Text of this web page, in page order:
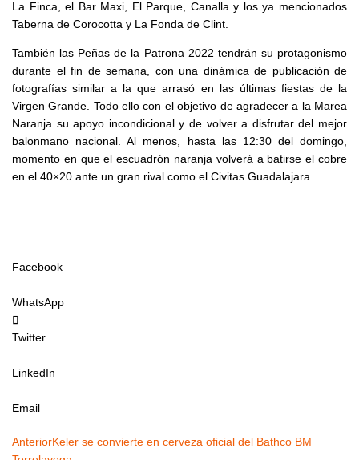
La Finca, el Bar Maxi, El Parque, Canalla y los ya mencionados
Taberna de Corocotta y La Fonda de Clint.
También las Peñas de la Patrona 2022 tendrán su protagonismo
durante el fin de semana, con una dinámica de publicación de
fotografías similar a la que arrasó en las últimas fiestas de la
Virgen Grande. Todo ello con el objetivo de agradecer a la Marea
Naranja su apoyo incondicional y de volver a disfrutar del mejor
balonmano nacional. Al menos, hasta las 12:30 del domingo,
momento en que el escuadrón naranja volverá a batirse el cobre
en el 40×20 ante un gran rival como el Civitas Guadalajara.
Facebook
WhatsApp
Twitter
LinkedIn
Email
Ant
AnteriorKeler se convierte en cerveza oficial del Bathco BM
Siguiente